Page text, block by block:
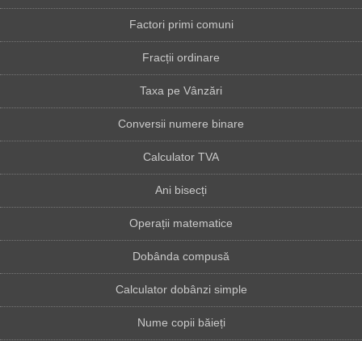
Factori primi comuni
Fracții ordinare
Taxa pe Vânzări
Conversii numere binare
Calculator TVA
Ani bisecți
Operații matematice
Dobânda compusă
Calculator dobânzi simple
Nume copii băieți